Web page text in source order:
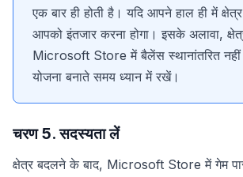
एक बार ही होती है। यदि आपने हाल ही में
आपको इंतजार करना होगा। इसके अलावा,
Microsoft Store में बैलेंस स्थानांतरित नहीं
योजना बनाते समय ध्यान में रखें।
चरण 5. सदस्यता लें
क्षेत्र बदलने के बाद, Microsoft Store में गेम